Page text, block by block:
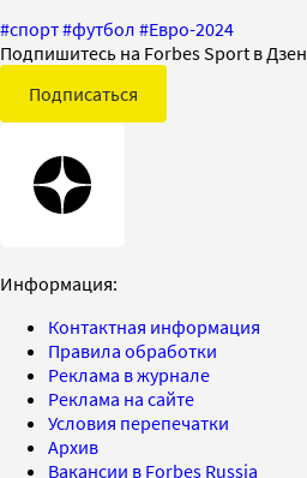
#спорт#футбол #Евро-2024
Подпишитесь на Forbes Sport в Дзен
Подписаться
Информация:
Контактная информация
Правила обработки
Реклама в журнале
Реклама на сайте
Условия перепечатки
Архив
Вакансии в Forbes Russia